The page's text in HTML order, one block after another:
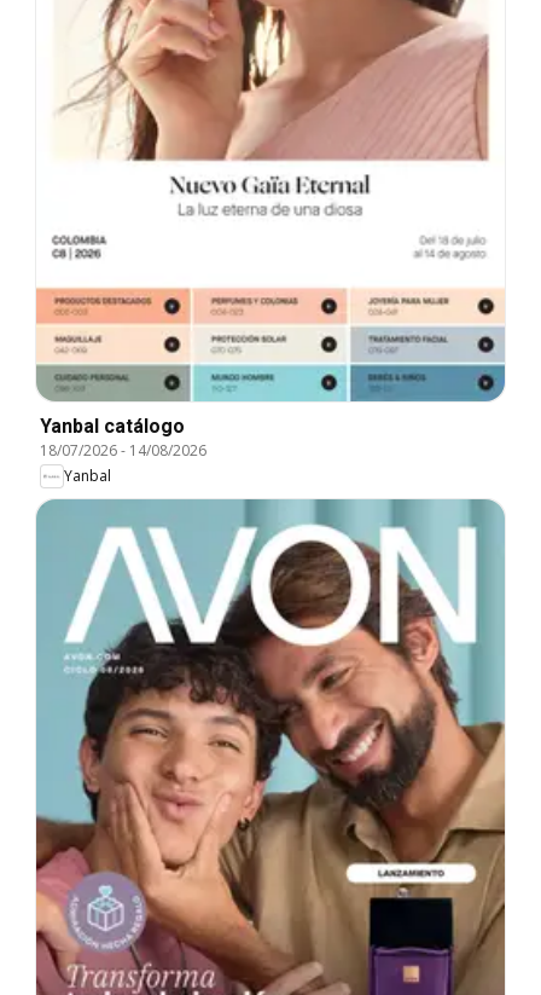
Yanbal catálogo
18/07/2026- 14/08/2026
Yanbal